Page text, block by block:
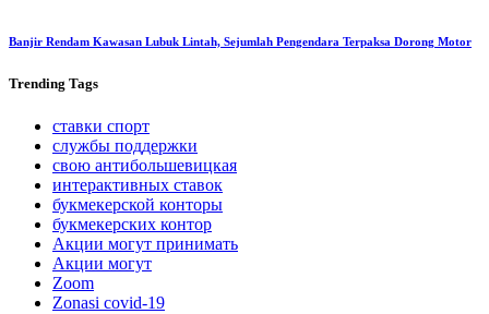
Banjir Rendam Kawasan Lubuk Lintah, Sejumlah Pengendara Terpaksa Dorong Motor
Trending Tags
ставки спорт
службы поддержки
свою антибольшевицкая
интерактивных ставок
букмекерской конторы
букмекерских контор
Акции могут принимать
Акции могут
Zoom
Zonasi covid-19